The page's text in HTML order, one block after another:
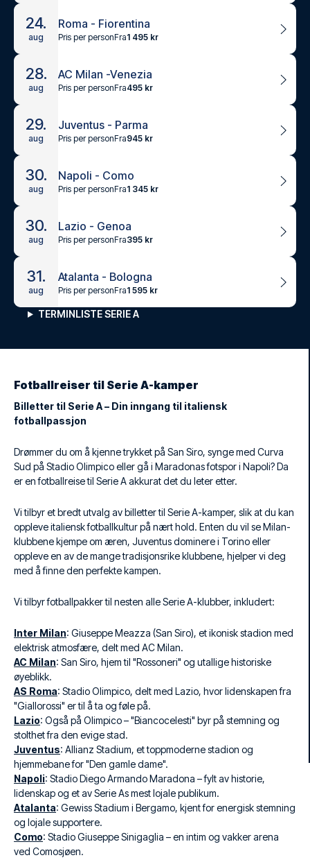
24.
aug
Roma - Fiorentina
Pris per personFra1 495 kr
28.
aug
AC Milan -Venezia
Pris per personFra495 kr
29.
aug
Juventus - Parma
Pris per personFra945 kr
30.
aug
Napoli - Como
Pris per personFra1 345 kr
30.
aug
Lazio - Genoa
Pris per personFra395 kr
31.
aug
Atalanta - Bologna
Pris per personFra1 595 kr
TERMINLISTE SERIE A
Fotballreiser til Serie A-kamper
Billetter til Serie A – Din inngang til italiensk
fotballpassjon
Drømmer du om å kjenne trykket på San Siro, synge med Curva
Sud på Stadio Olimpico eller gå i Maradonas fotspor i Napoli? Da
er en fotballreise til Serie A akkurat det du leter etter.
Vi tilbyr et bredt utvalg av billetter til Serie A-kamper, slik at du kan
oppleve italiensk fotballkultur på nært hold. Enten du vil se Milan-
klubbene kjempe om æren, Juventus dominere i Torino eller
oppleve en av de mange tradisjonsrike klubbene, hjelper vi deg
med å finne den perfekte kampen.
Vi tilbyr fotballpakker til nesten alle Serie A-klubber, inkludert:
Inter Milan: Giuseppe Meazza (San Siro), et ikonisk stadion med
elektrisk atmosfære, delt med AC Milan.
AC Milan: San Siro, hjem til "Rossoneri" og utallige historiske
øyeblikk.
AS Roma: Stadio Olimpico, delt med Lazio, hvor lidenskapen fra
"Giallorossi" er til å ta og føle på.
Lazio: Også på Olimpico – "Biancocelesti" byr på stemning og
stolthet fra den evige stad.
Juventus: Allianz Stadium, et toppmoderne stadion og
hjemmebane for "Den gamle dame".
Napoli: Stadio Diego Armando Maradona – fylt av historie,
lidenskap og et av Serie As mest lojale publikum.
Atalanta: Gewiss Stadium i Bergamo, kjent for energisk stemning
og lojale supportere.
Como: Stadio Giuseppe Sinigaglia – en intim og vakker arena
ved Comosjøen.